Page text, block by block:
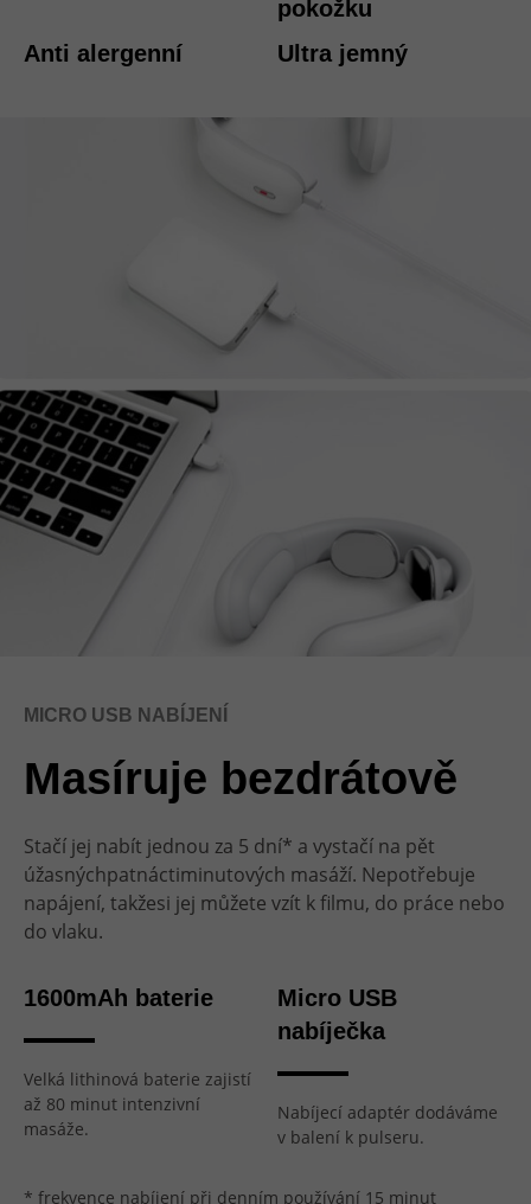
pokožku
Anti alergenní
Ultra jemný
MICRO USB NABÍJENÍ
Masíruje bezdrátově
Stačí jej nabít jednou za 5 dní* a vystačí na pět
úžasnýchpatnáctiminutových masáží. Nepotřebuje
napájení, takžesi jej můžete vzít k filmu, do práce nebo
do vlaku.
1600mAh baterie
Velká lithinová baterie zajistí
až 80 minut intenzivní
masáže.
Micro USB
nabíječka
Nabíjecí adaptér dodáváme
v balení k pulseru.
* frekvence nabíjení při denním používání 15 minut